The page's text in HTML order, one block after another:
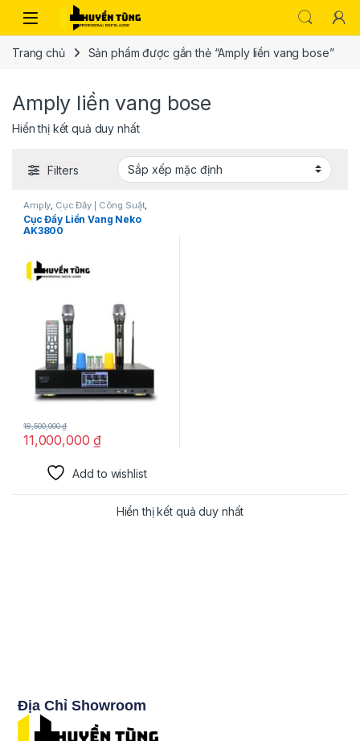
Trang chủ Sản phẩm được gắn thẻ “Amply liền vang bose”
Amply liền vang bose
Hiển thị kết quả duy nhất
Filters
Amply Cục Đẩy | Công Suất,
Thiết bị âm thanh karaoke | KTV
Vang Số | Mixer| Vang cơ
Cục Đẩy Liền Vang Neko
AK3800
11,000,000₫
18,500,000₫
Add to wishlist
Hiển thị kết quả duy nhất
Địa Chỉ Showroom